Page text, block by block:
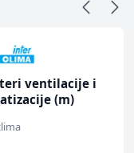
ventilacije i
(m)